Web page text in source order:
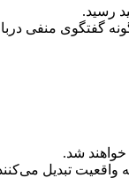
رسید.
گفتگوی منفی
شد.
تبدیل